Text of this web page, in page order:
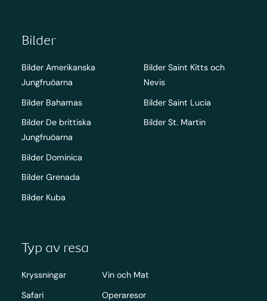
Bilder
Bilder Amerikanska
Jungfruöarna
Bilder Bahamas
Bilder De brittiska
Jungfruöarna
Bilder Dominica
Bilder Grenada
Bilder Kuba
Bilder Saint Kitts och
Nevis
Bilder Saint Lucia
Bilder St. Martin
Typ av resa
Kryssningar
Safari
Vin och Mat
Operaresor